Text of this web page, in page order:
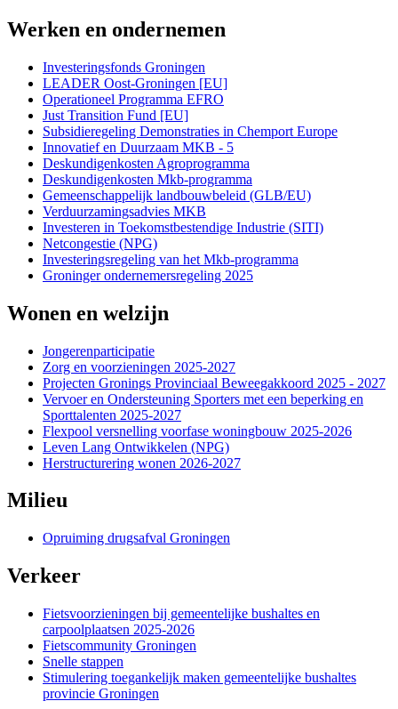
Werken en ondernemen
Investeringsfonds Groningen
LEADER Oost-Groningen [EU]
Operationeel Programma EFRO
Just Transition Fund [EU]
Subsidieregeling Demonstraties in Chemport Europe
Innovatief en Duurzaam MKB - 5
Deskundigenkosten Agroprogramma
Deskundigenkosten Mkb-programma
Gemeenschappelijk landbouwbeleid (GLB/EU)
Verduurzamingsadvies MKB
Investeren in Toekomstbestendige Industrie (SITI)
Netcongestie (NPG)
Investeringsregeling van het Mkb-programma
Groninger ondernemersregeling 2025
Wonen en welzijn
Jongerenparticipatie
Zorg en voorzieningen 2025-2027
Projecten Gronings Provinciaal Beweegakkoord 2025 - 2027
Vervoer en Ondersteuning Sporters met een beperking en
Sporttalenten 2025-2027
Flexpool versnelling voorfase woningbouw 2025-2026
Leven Lang Ontwikkelen (NPG)
Herstructurering wonen 2026-2027
Milieu
Opruiming drugsafval Groningen
Verkeer
Fietsvoorzieningen bij gemeentelijke bushaltes en
carpoolplaatsen 2025-2026
Fietscommunity Groningen
Snelle stappen
Stimulering toegankelijk maken gemeentelijke bushaltes
provincie Groningen